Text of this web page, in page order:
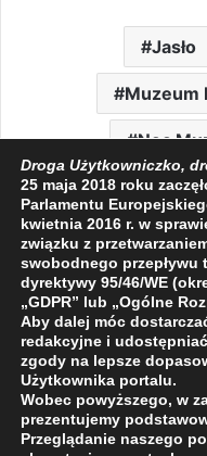
Jasło
Muzeum
Noc
Facebook
X
2009 - 2026 ©
O NAS
Droga Użytkowniczko,
25 maja 2018 roku
Parlamentu
kwietnia 2016 r. w
związku z
swobodnego
dyrektywy 95/46/WE
„GDPR” lub „Ogólne
Aby dalej móc
redakcyjne i
zgody na lepsze
Użytkownika portalu.
Wobec powyższego, w
prezentujemy
Przeglądanie naszego